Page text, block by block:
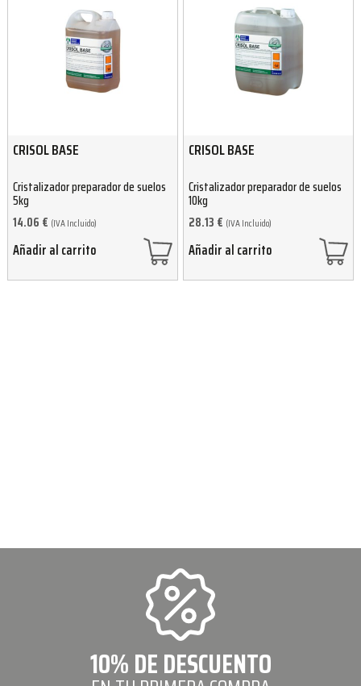
CRISOL BASE
Cristalizador preparador de suelos
5kg
14.06 € (IVA Incluido)
Añadir al carrito
CRISOL BASE
Cristalizador preparador de suelos
10kg
28.13 € (IVA Incluido)
Añadir al carrito
10% DE DESCUENTO